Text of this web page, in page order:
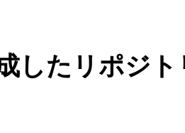
したリポジト